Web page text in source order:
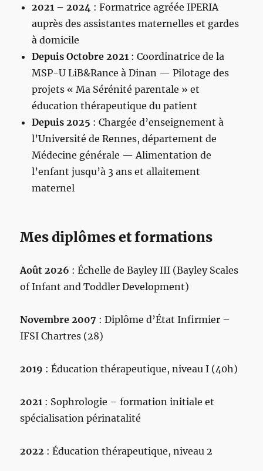
2021 – 2024 : Formatrice agréée IPERIA
auprès des assistantes maternelles et gardes
à domicile
Depuis Octobre 2021 : Coordinatrice de la
MSP-U LiB&Rance à Dinan — Pilotage des
projets « Ma Sérénité parentale » et
éducation thérapeutique du patient
Depuis 2025 : Chargée d’enseignement à
l’Université de Rennes, département de
Médecine générale — Alimentation de
l’enfant jusqu’à 3 ans et allaitement
maternel
Mes diplômes et formations
Août 2026 : Échelle de Bayley III (Bayley Scales
of Infant and Toddler Development)
Novembre 2007 : Diplôme d’État Infirmier –
IFSI Chartres (28)
2019 : Éducation thérapeutique, niveau I (40h)
2021 : Sophrologie – formation initiale et
spécialisation périnatalité
2022 : Éducation thérapeutique, niveau 2